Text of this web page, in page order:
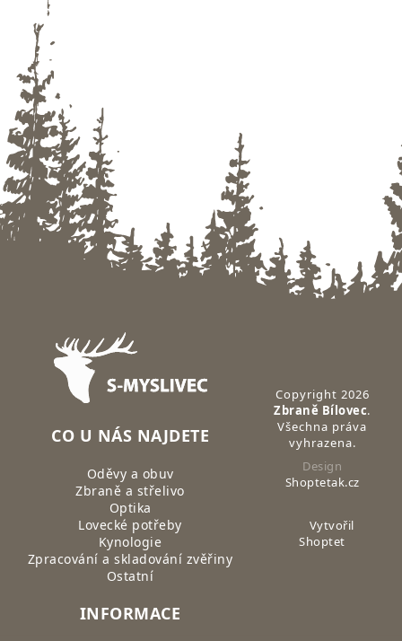
Zápatí
CO U NÁS NAJDETE
Oděvy a obuv
Zbraně a střelivo
Optika
Lovecké potřeby
Kynologie
Zpracování a skladování zvěřiny
Ostatní
INFORMACE
Copyright 2026
Zbraně Bílovec.
Všechna práva
vyhrazena.
Design
Shoptetak.cz
Vytvořil
Shoptet